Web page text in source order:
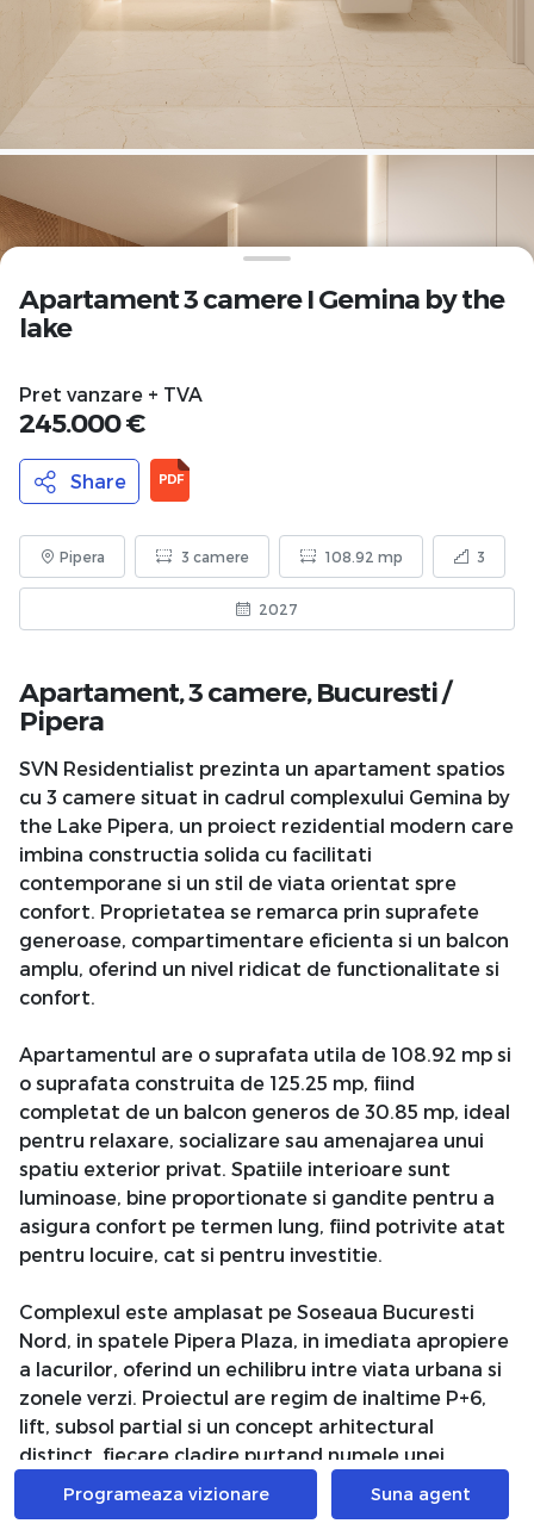
Apartament 3 camere I Gemina by the
lake
Pret vanzare + TVA
245.000 €
Share PDF
Pipera 3 camere 108.92 mp 3
2027
Apartament, 3 camere,Bucuresti/
Pipera
SVN Residentialist prezinta un apartament spatios
cu 3 camere situat in cadrul complexului Gemina by
the Lake Pipera, un proiect rezidential modern care
imbina constructia solida cu facilitati
contemporane si un stil de viata orientat spre
confort. Proprietatea se remarca prin suprafete
generoase, compartimentare eficienta si un balcon
amplu, oferind un nivel ridicat de functionalitate si
confort.
Apartamentul are o suprafata utila de 108.92 mp si
o suprafata construita de 125.25 mp, fiind
completat de un balcon generos de 30.85 mp, ideal
pentru relaxare, socializare sau amenajarea unui
spatiu exterior privat. Spatiile interioare sunt
luminoase, bine proportionate si gandite pentru a
asigura confort pe termen lung, fiind potrivite atat
pentru locuire, cat si pentru investitie.
Complexul este amplasat pe Soseaua Bucuresti
Nord, in spatele Pipera Plaza, in imediata apropiere
a lacurilor, oferind un echilibru intre viata urbana si
zonele verzi. Proiectul are regim de inaltime P+6,
lift, subsol partial si un concept arhitectural
distinct, fiecare cladire purtand numele unei
Programeaza vizionare Suna agent